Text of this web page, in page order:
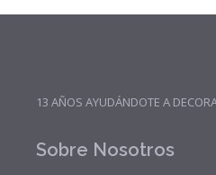
13 AÑOS AYUDÁNDOTE A
Sobre Nosotros